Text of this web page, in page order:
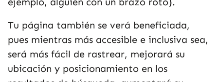
Tu página también se verá beneficiada,
pues mientras más accesible e inclusiva sea,
será más fácil de rastrear, mejorará su
ubicación y posicionamiento en los